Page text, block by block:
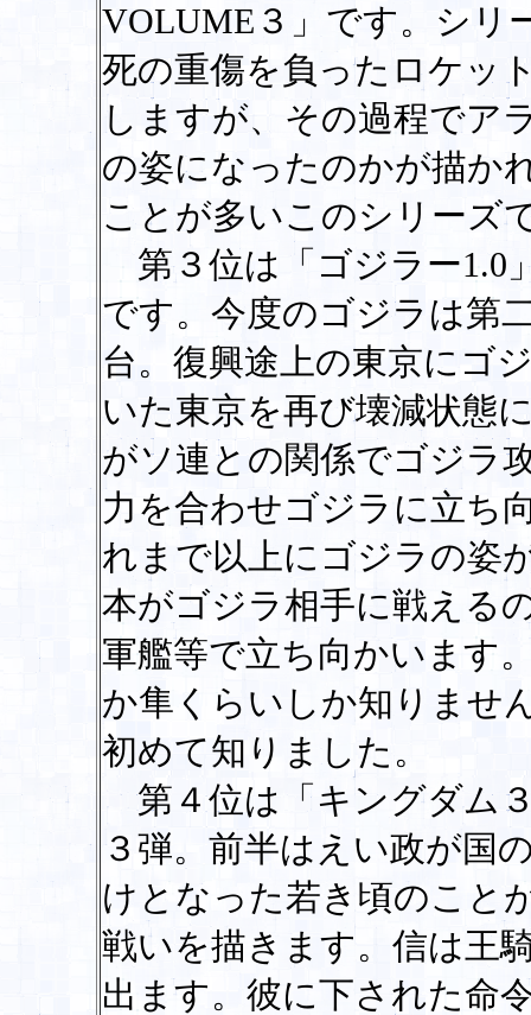
VOLUME３」です。シリ
死の重傷を負ったロケッ
しますが、その過程でア
の姿になったのかが描か
ことが多いこのシリーズ
第３位は「ゴジラー1.0
です。今度のゴジラは第
台。復興途上の東京にゴ
いた東京を再び壊減状態
がソ連との関係でゴジラ
力を合わせゴジラに立ち
れまで以上にゴジラの姿
本がゴジラ相手に戦える
軍艦等で立ち向かいます
か隼くらいしか知りませ
初めて知りました。
第４位は「キングダム
３弾。前半はえい政が国
けとなった若き頃のこと
戦いを描きます。信は王
出ます。彼に下された命